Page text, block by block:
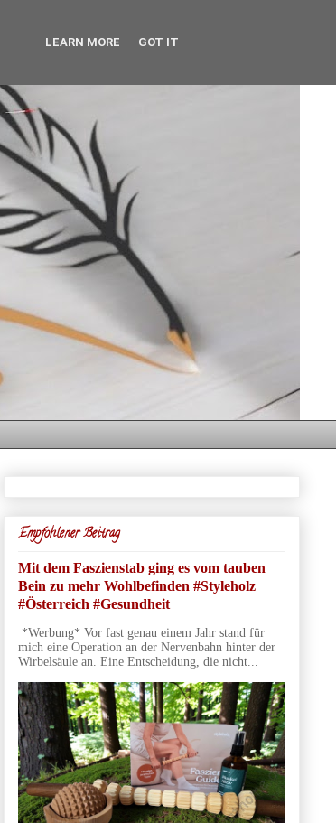
Empfohlener Beitrag
Mit dem Faszienstab ging es vom tauben
Bein zu mehr Wohlbefinden #Styleholz
#Österreich #Gesundheit
*Werbung* Vor fast genau einem Jahr stand für
mich eine Operation an der Nervenbahn hinter der
Wirbelsäule an. Eine Entscheidung, die nicht...
LEARN MORE GOT IT